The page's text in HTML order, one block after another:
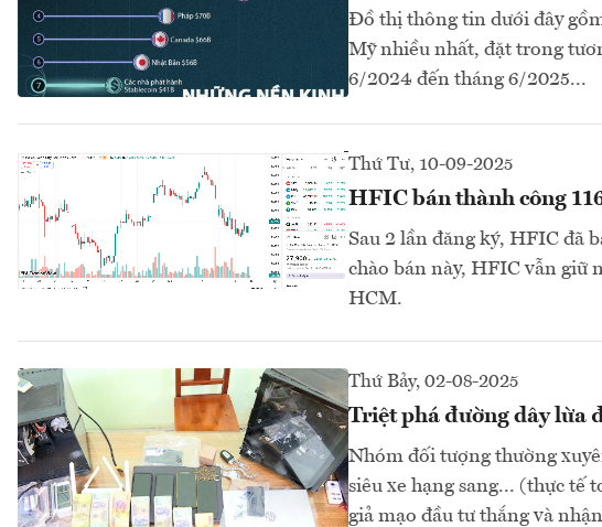
Đồ thị thông tin dưới đây
Mỹ nhiều nhất, đặt trong
6/2024 đến tháng 6/2025...
Thứ Tư, 10-09-2025
HFIC bán thành công
Sau 2 lần đăng ký, HFIC đã
chào bán này, HFIC vẫn giữ
HCM.
Thứ Bảy, 02-08-2025
Triệt phá đường dây lừa
Nhóm đối tượng thường
siêu xe hạng sang... (thực tế
giả mạo đầu tư thắng và